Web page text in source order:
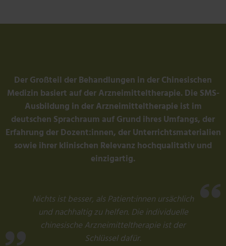
Der Großteil der Behandlungen in der Chinesischen
Medizin basiert auf der Arzneimitteltherapie. Die SMS-
Ausbildung in der Arzneimitteltherapie ist im
deutschen Sprachraum auf Grund ihres Umfangs, der
Erfahrung der Dozent:innen, der Unterrichtsmaterialien
sowie ihrer klinischen Relevanz hochqualitativ und
einzigartig.
Nichts ist besser, als Patient:innen ursächlich
und nachhaltig zu helfen. Die individuelle
chinesische Arzneimitteltherapie ist der
Schlüssel dafür.